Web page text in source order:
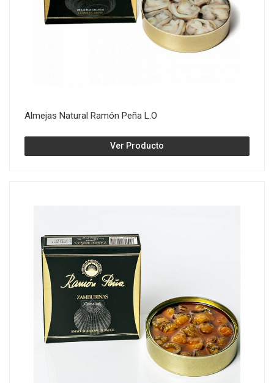
Almejas Natural Ramón Peña L.O
Ver Producto